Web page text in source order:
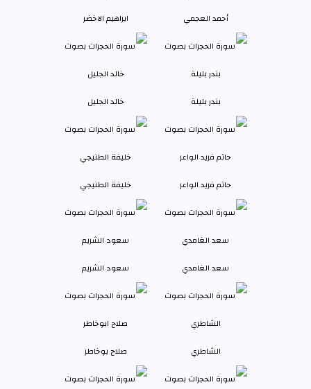
أحمد العجمي ابراهيم الاخضر
بندر بليلة خالد الجليل
حاتم فريد الواعر خليفة الطنيجي
سعد الغامدي سعود الشريم
الشاطري صلاح بوخاطر